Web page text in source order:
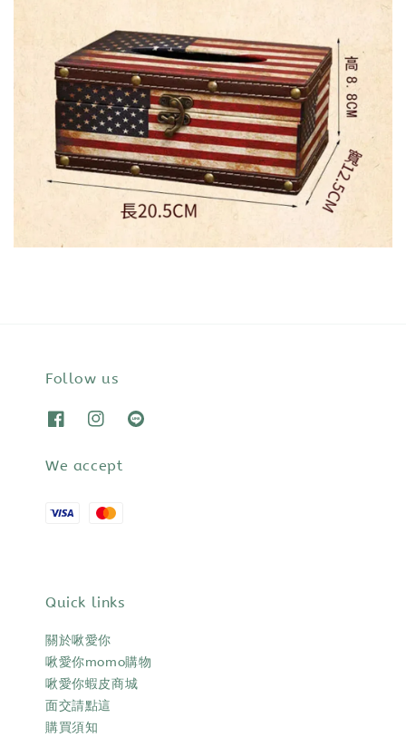
Follow us
We accept
Quick links
關於啾愛你
啾愛你momo購物
啾愛你蝦皮商城
面交請點這
購買須知